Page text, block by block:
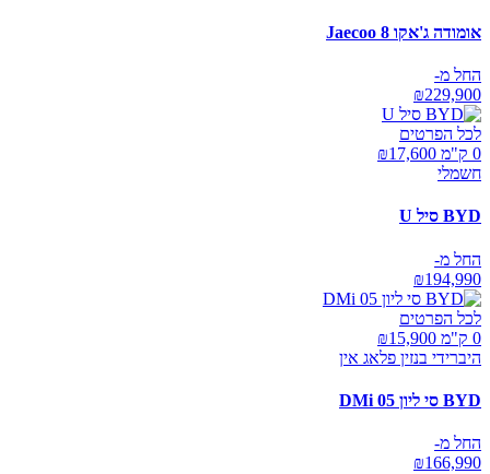
אומודה ג'אקו Jaecoo 8
החל מ-
₪229,900
לכל הפרטים
0 ק"מ ₪
17,600
חשמלי
BYD סיל U
החל מ-
₪194,990
לכל הפרטים
0 ק"מ ₪
15,900
היברידי בנזין פלאג אין
BYD סי ליון 05 DMi
החל מ-
₪166,990